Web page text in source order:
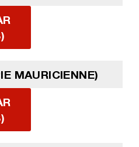
MAURICIENNE)